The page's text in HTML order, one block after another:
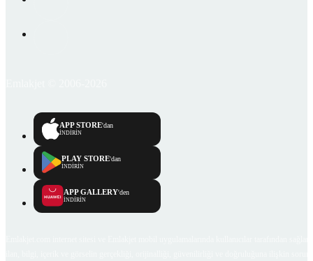
APP STORE'dan
İNDİRİN
PLAY STORE'dan
İNDİRİN
APP GALLERY'den
İNDİRİN